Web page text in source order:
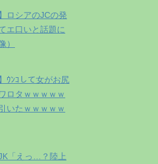
ロシアのJCの発
エ口いと話題に
）
ｳﾝｺして女がお尻
ロタｗｗｗｗｗ
いたｗｗｗｗｗ
「えっ…？陸上